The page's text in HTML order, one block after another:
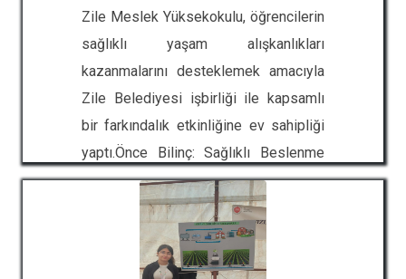
Zile Meslek Yüksekokulu, öğrencilerin
sağlıklı yaşam alışkanlıkları
kazanmalarını desteklemek amacıyla
Zile Belediyesi işbirliği ile kapsamlı
bir farkındalık etkinliğine ev sahipliği
yaptı.Önce Bilinç: Sağlıklı Beslenme
KonferansıEtkinlik programı,
Yüksekokul konferans salonunda
düzenlenen eğitimle başladı. Zile
Belediyesi Spor Kompleksi